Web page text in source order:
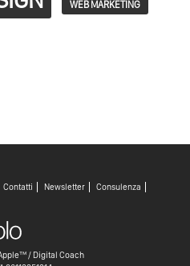
WEB MARKETING
Contatti Newsletter Consulenza
/ Digital Coach